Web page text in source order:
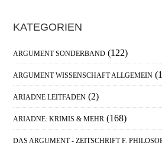
Haupt-
Sidebar
KATEGORIEN
ARGUMENT SONDERBAND (122)
ARGUMENT WISSENSCHAFT ALLGEMEIN
ARIADNE LEITFADEN (2)
ARIADNE: KRIMIS & MEHR (168)
DAS ARGUMENT - ZEITSCHRIFT F.